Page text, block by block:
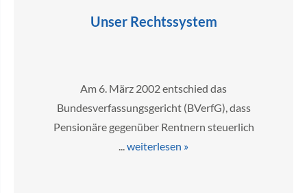
Unser Rechtssystem
Am 6. März 2002 entschied das
Bundesverfassungsgericht (BVerfG), dass
Pensionäre gegenüber Rentnern steuerlich
weiterlesen »